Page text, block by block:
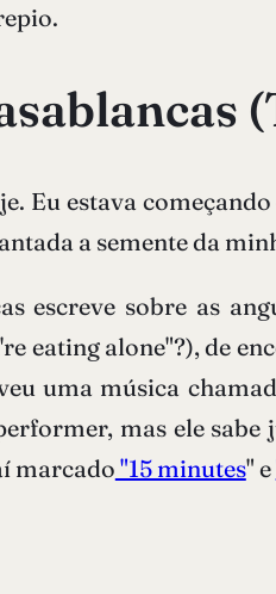
Eu estava
a semente da
escreve sobre as
eating alone"?), de
uma música
mas ele sabe
marcado "15 minutes" e